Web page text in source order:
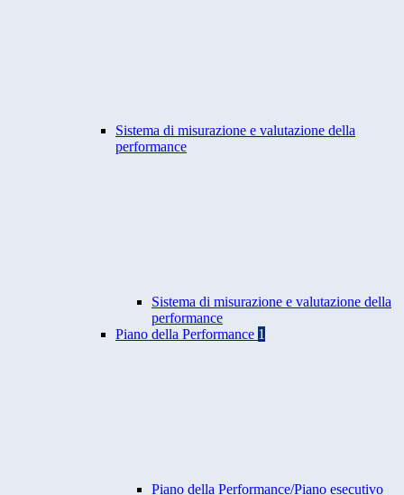
Sistema di misurazione e valutazione della
performance
Sistema di misurazione e valutazione della
performance
Piano della Performance 1
Piano della Performance/Piano esecutivo